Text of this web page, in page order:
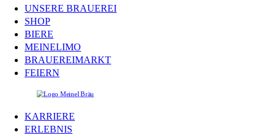
UNSERE BRAUEREI
SHOP
BIERE
MEINELIMO
BRAUEREIMARKT
FEIERN
KARRIERE
ERLEBNIS